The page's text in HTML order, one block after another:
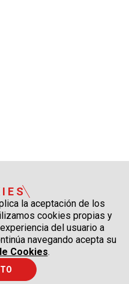
la aceptación de los
cookies propias y
del usuario a
navegando acepta su
Cookies.